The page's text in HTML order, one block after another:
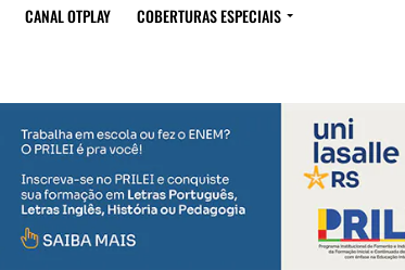
CANAL OTPLAY COBERTURAS ESPECIAIS